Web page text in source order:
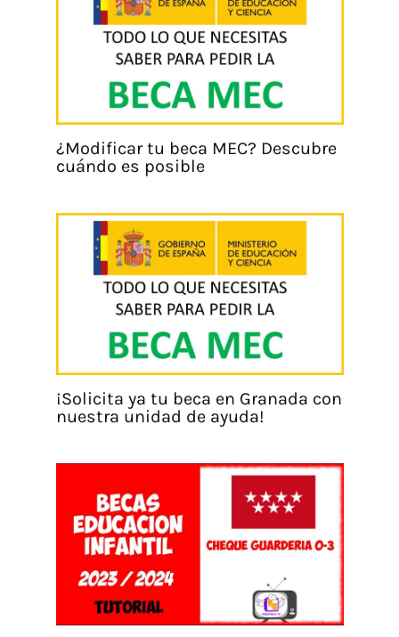
¿Modificar tu beca MEC? Descubre
cuándo es posible
¡Solicita ya tu beca en Granada con
nuestra unidad de ayuda!